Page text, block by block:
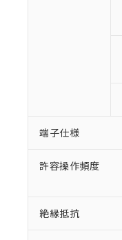
端子仕様
許容操作頻度
絶縁抵抗